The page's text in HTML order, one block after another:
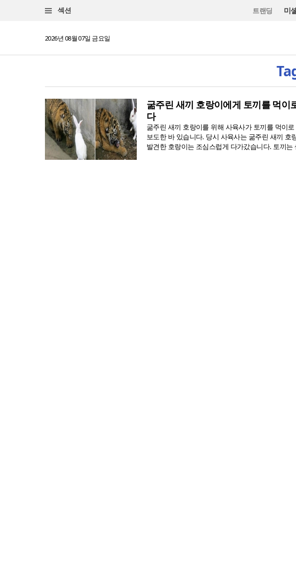
섹션 트랜딩 미
2026년 08월 07일 금요일
굶주린 새끼 호랑이에게 토끼를 먹이
다
굶주린 새끼 호랑이를 위해 사육사가 토끼를 먹이
보도한 바 있습니다. 당시 사육사는 굶주린 새끼
발견한 호랑이는 조심스럽게 다가갔습니다. 토끼